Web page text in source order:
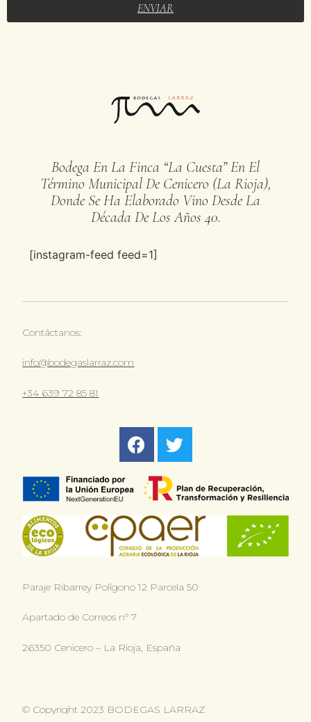
ENVIAR
Bodega En La Finca “La Cuesta” En El
Término Municipal De Cenicero (La Rioja),
Donde Se Ha Elaborado Vino Desde La
Década De Los Años 40.
[instagram-feed feed=1]
Paraje Ribarrey Polígono 12 Parcela 50
Apartado de Correos n° 7
26350 Cenicero – La Rioja, España
Contáctanos:
info@bodegaslarraz.com
+34 639 72 85 81
© Copyright 2023 BODEGAS LARRAZ